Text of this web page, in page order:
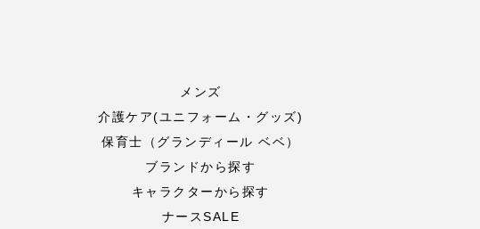
メンズ
介護ケア(ユニフォーム・グッズ)
保育士（グランディール ベベ）
ブランドから探す
キャラクターから探す
ナースSALE